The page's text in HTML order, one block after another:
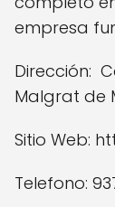
empresa
Dirección:
Malgrat de
Sitio Web:
Telefono: